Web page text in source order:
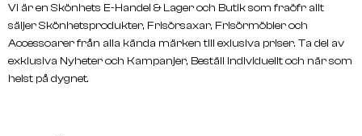
Vi är en Skönhets E-Handel & Lager och Butik som fraöfr allt
säljer Skönhetsprodukter, Frisörsaxar, Frisörmöbler och
Accessoarer från alla kända märken till exlusiva priser. Ta del av
exklusiva Nyheter och Kampanjer, Beställ individuellt och när som
helst på dygnet.